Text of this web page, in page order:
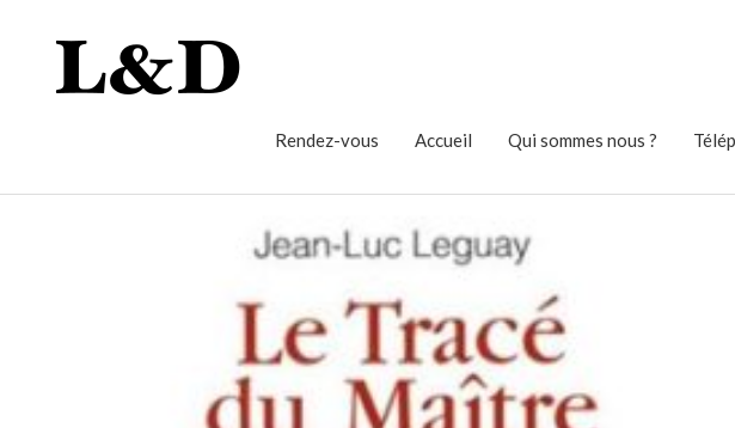
Rendez-vous Accueil Qui sommes nous ?